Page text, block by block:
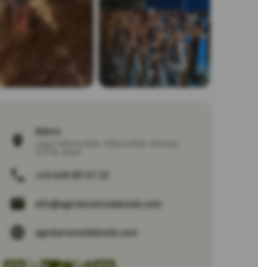
Adres:
info@agroturismolebredo.com
agroturismolebredo.com